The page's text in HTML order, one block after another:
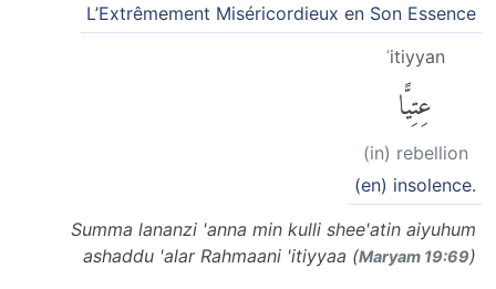
L’Extrêmement Miséricordieux en Son Essence
ʿitiyyan
عِتِيًّا
(in) rebellion
(en) insolence.
Summa lananzi 'anna min kulli shee'atin aiyuhum
ashaddu 'alar Rahmaani 'itiyyaa (Maryam 19:69)